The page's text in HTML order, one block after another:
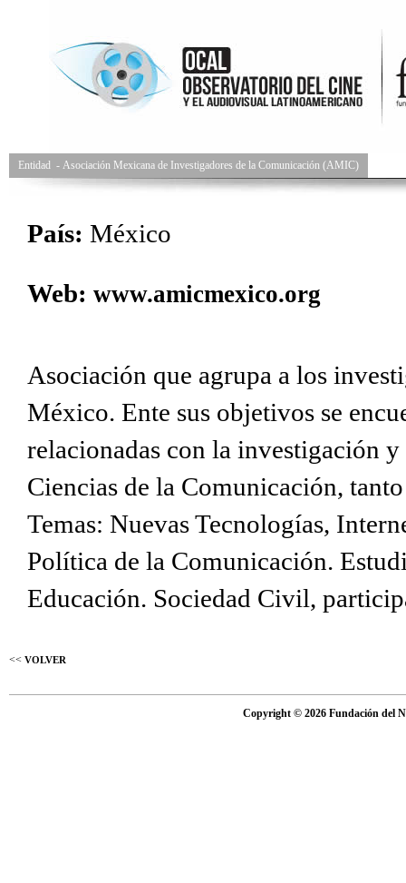
Entidad - Asociación Mexicana de Investigadores de la Comunicación (AMIC)
País: México
Web: www.amicmexico.org
Asociación que agrupa a los
México. Ente sus objetivos se
relacionadas con la investigación
Ciencias de la Comunicación,
Temas: Nuevas Tecnologías,
Política de la Comunicación.
Educación. Sociedad Civil,
<< VOLVER
Copyright © 2026 Fundación del